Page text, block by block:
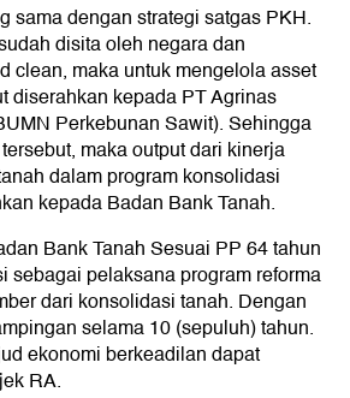
sama dengan strategi satgas PKH.
disita oleh negara dan
clean, maka untuk mengelola asset
diserahkan kepada PT Agrinas
Perkebunan Sawit). Sehingga
maka output dari kinerja
dalam program konsolidasi
kepada Badan Bank Tanah.
Bank Tanah Sesuai PP 64 tahun
sebagai pelaksana program reforma
dari konsolidasi tanah. Dengan
selama 10 (sepuluh) tahun.
ekonomi berkeadilan dapat
RA.